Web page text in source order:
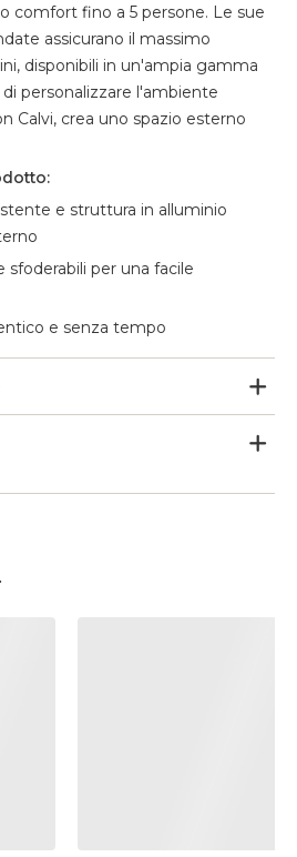
comfort fino a 5 persone. Le sue
assicurano il massimo
disponibili in un'ampia gamma
personalizzare l'ambiente
Calvi, crea uno spazio esterno
e struttura in alluminio
sfoderabili per una facile
e senza tempo